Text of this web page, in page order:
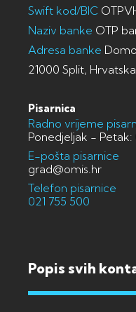
Swift kod/BIC
Naziv banke OTP
Adresa banke
21000 Split, Hrvatska
Pisarnica
Radno vrijeme
Ponedjeljak - Petak:
E-pošta pisarnice
grad@omis.hr
Telefon pisarnice
021 755 500
Popis svih